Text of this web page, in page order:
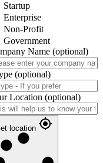
Startup
Enterprise
Non-Profit
Government
Name (optional)
(optional)
Location (optional)
location